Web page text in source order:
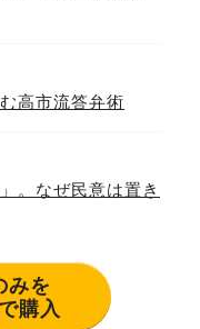
高市流答弁術
。なぜ民意は置き
みを
)で購入